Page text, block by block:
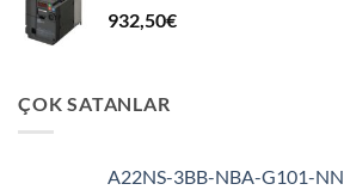
932,50€
ÇOK SATANLAR
A22NS-3BB-NBA-G101-NN